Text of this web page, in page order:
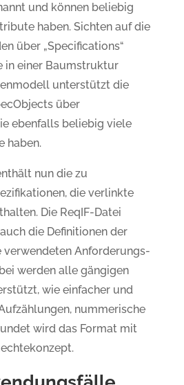
und können beliebig
haben. Sichten auf die
über „Specifications“
in einer Baumstruktur
unterstützt die
über
ebenfalls beliebig viele
haben.
nun die zu
die verlinkte
Die ReqIF-Datei
die Definitionen der
verwendeten Anforderungs-
werden alle gängigen
wie einfacher und
nummerische
wird das Format mit